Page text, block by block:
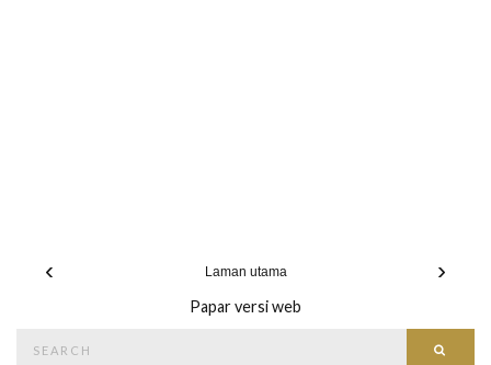
‹ ›
Laman utama
Papar versi web
for: